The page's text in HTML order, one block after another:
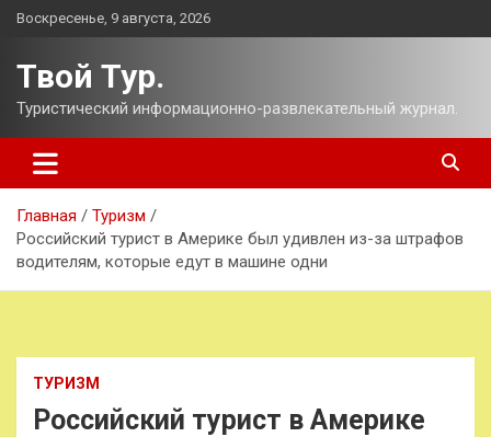
Перейти
Воскресенье, 9 августа, 2026
Твой Тур.
Туристический информационно-развлекательный журнал.
Главная
Туризм
Российский турист в Америке был удивлен из-за штрафов
водителям, которые едут в машине одни
ТУРИЗМ
Российский турист в Америке